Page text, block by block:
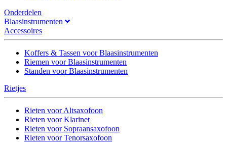
Onderdelen
Blaasinstrumenten
Accessoires
Koffers & Tassen voor Blaasinstrumenten
Riemen voor Blaasinstrumenten
Standen voor Blaasinstrumenten
Rietjes
Rieten voor Altsaxofoon
Rieten voor Klarinet
Rieten voor Sopraansaxofoon
Rieten voor Tenorsaxofoon